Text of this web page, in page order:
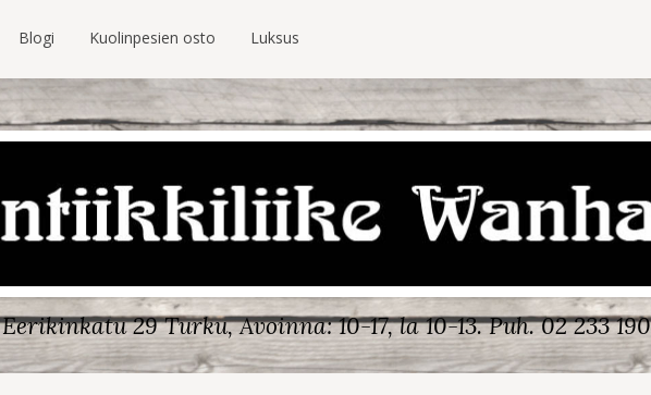
Blogi Kuolinpesien osto Luksus
Eerikinkatu 29 Turku, Avoinna: 10-17, la 10-13.Puh. 02 233